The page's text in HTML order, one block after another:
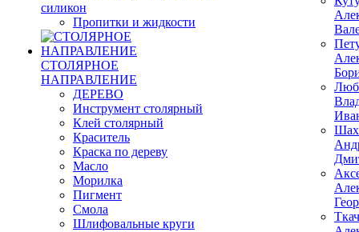
силикон
Пропитки и жидкости
СТОЛЯРНОЕ
НАПРАВЛЕНИЕ
ДЕРЕВО
Инструмент столярный
Клей столярный
Краситель
Краска по дереву
Масло
Морилка
Пигмент
Смола
Шлифовальные круги